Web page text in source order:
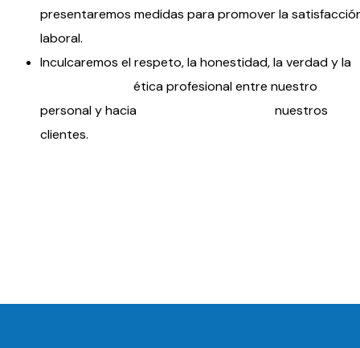
presentaremos medidas para promover la
laboral.
Inculcaremos el respeto, la honestidad, la verdad y
ética profesional entre nuestro
personal y hacia nuestros
clientes.